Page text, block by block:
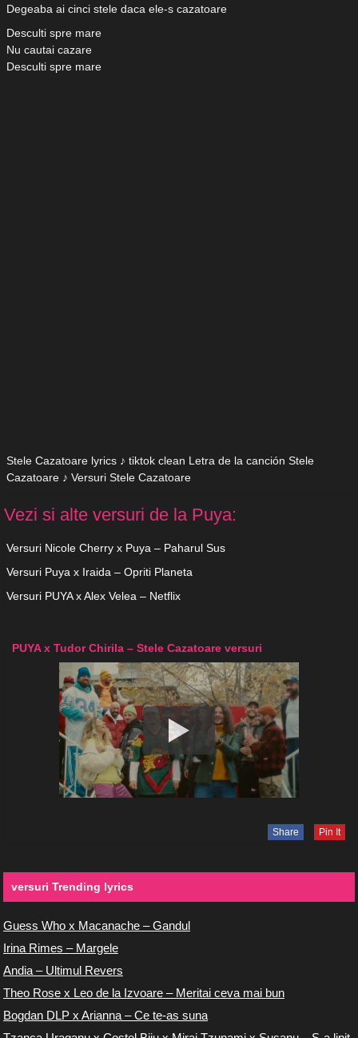
Degeaba ai cinci stele daca ele-s cazatoare
Desculti spre mare
Nu cautai cazare
Desculti spre mare
Stele Cazatoare lyrics ♪ tiktok clean Letra de la canción Stele
Cazatoare ♪ Versuri Stele Cazatoare
Vezi si alte versuri de la Puya:
Versuri Nicole Cherry x Puya – Paharul Sus
Versuri Puya x Iraida – Opriti Planeta
Versuri PUYA x Alex Velea – Netflix
PUYA x Tudor Chirila – Stele Cazatoare versuri
Share Pin It
versuri Trending lyrics
Guess Who x Macanache – Gandul
Irina Rimes – Margele
Andia – Ultimul Revers
Theo Rose x Leo de la Izvoare – Meritai ceva mai bun
Bogdan DLP x Arianna – Ce te-as suna